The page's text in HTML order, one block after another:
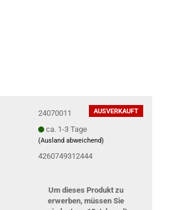
AUSVERKAUFT
24070011
ca. 1-3 Tage
(Ausland abweichend)
4260749312444
Um dieses Produkt zu
erwerben, müssen Sie